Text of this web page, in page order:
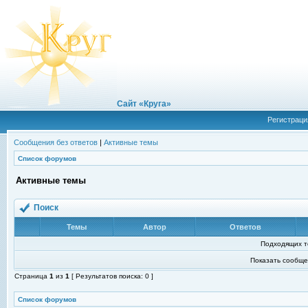
Сайт «Круга»
Сообщения без ответов | Активные темы
Список форумов
Активные темы
Поиск
Темы Автор Ответов
Подходящих
Показать
Страница 1 из 1 [ Результатов поиска: 0 ]
Список форумов